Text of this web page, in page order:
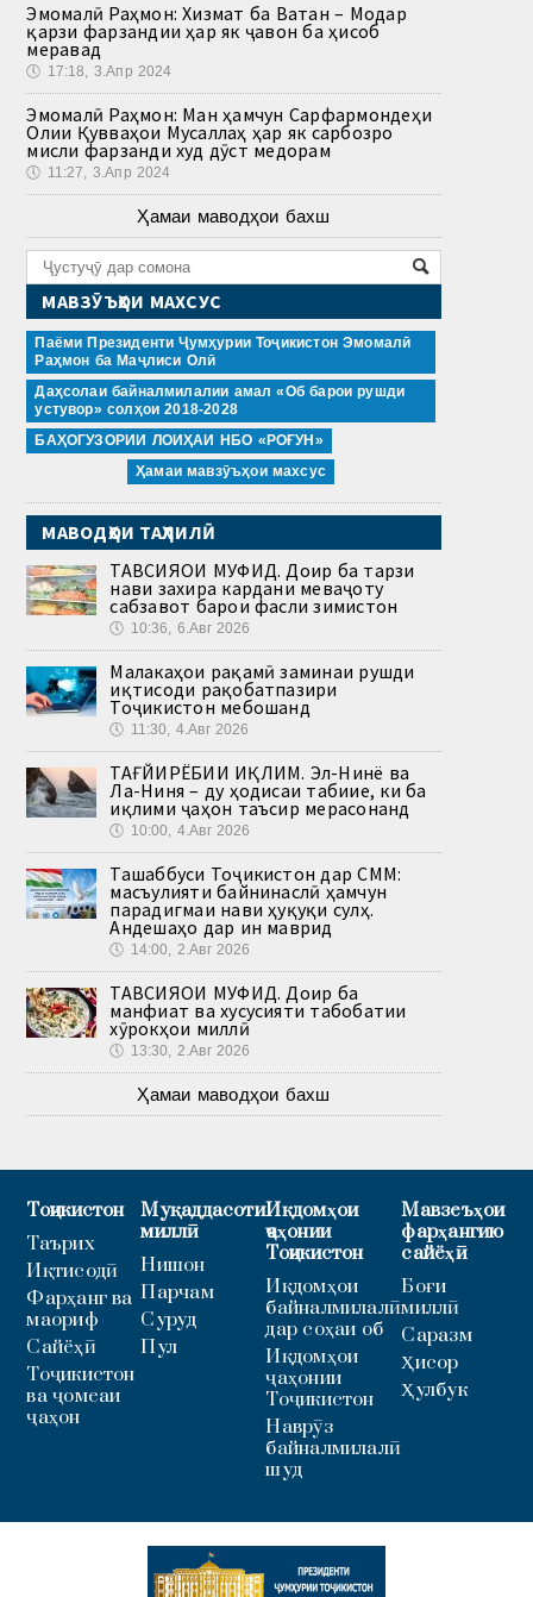
Эмомалӣ Раҳмон: Хизмат ба Ватан – Модар
қарзи фарзандии ҳар як ҷавон ба ҳисоб
меравад
🕔 17:18, 3.Апр 2024
Эмомалӣ Раҳмон: Ман ҳамчун Сарфармондеҳи
Олии Қувваҳои Мусаллаҳ ҳар як сарбозро
мисли фарзанди худ дӯст медорам
🕔 11:27, 3.Апр 2024
Ҳамаи маводҳои бахш
МАВЗӮЪҲОИ МАХСУС
Паёми Президенти Ҷумҳурии Тоҷикистон Эмомалӣ
Раҳмон ба Маҷлиси Олӣ
Даҳсолаи байналмилалии амал «Об барои рушди
устувор» солҳои 2018-2028
БАҲОГУЗОРИИ ЛОИҲАИ НБО «РОҒУН»
Ҳамаи мавзӯъҳои махсус
МАВОДҲОИ ТАҲЛИЛӢ
ТАВСИЯҲОИ МУФИД. Доир ба тарзи
нави захира кардани меваҷоту
сабзавот барои фасли зимистон
🕔 10:36, 6.Авг 2026
Малакаҳои рақамӣ заминаи рушди
иқтисоди рақобатпазири
Тоҷикистон мебошанд
🕔 11:30, 4.Авг 2026
ТАҒЙИРЁБИИ ИҚЛИМ. Эл-Нинё ва
Ла-Ниня – ду ҳодисаи табиие, ки ба
иқлими ҷаҳон таъсир мерасонанд
🕔 10:00, 4.Авг 2026
Ташаббуси Тоҷикистон дар СММ:
масъулияти байнинаслӣ ҳамчун
парадигмаи нави ҳуқуқи сулҳ.
Андешаҳо дар ин маврид
🕔 14:00, 2.Авг 2026
ТАВСИЯҲОИ МУФИД. Доир ба
манфиат ва хусусияти табобатии
хӯрокҳои миллӣ
🕔 13:30, 2.Авг 2026
Ҳамаи маводҳои бахш
Тоҷикистон
Таърих
Иқтисодӣ
Фарҳанг ва
маориф
Сайёҳӣ
Тоҷикистон
ва ҷомеаи
ҷаҳон
Муқаддасоти
миллӣ
Нишон
Парчам
Суруд
Пул
Иқдомҳои
ҷаҳонии
Тоҷикистон
Иқдомҳои
байналмилалӣ
дар соҳаи об
Иқдомҳои
ҷаҳонии
Тоҷикистон
Наврӯз
байналмилалӣ
шуд
Мавзеъҳои
фарҳангию
сайёҳӣ
Боғи
миллӣ
Саразм
Ҳисор
Ҳулбук